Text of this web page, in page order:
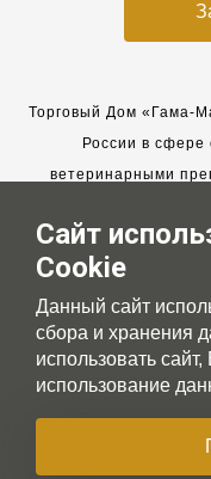
Торговый Дом «Гама-
России в сфере
ветеринарными
Мы работаем с 2005
новых клиентов и
Сайт
Cookie
Данный сайт
сбора и хранения
использовать
использование